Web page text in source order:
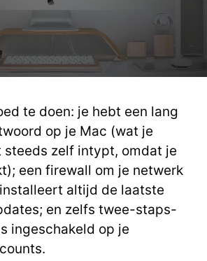
te doen: je hebt een lang
op je Mac (wat je
steeds zelf intypt, omdat je
een firewall om je netwerk
altijd de laatste
en zelfs twee-staps-
ingeschakeld op je